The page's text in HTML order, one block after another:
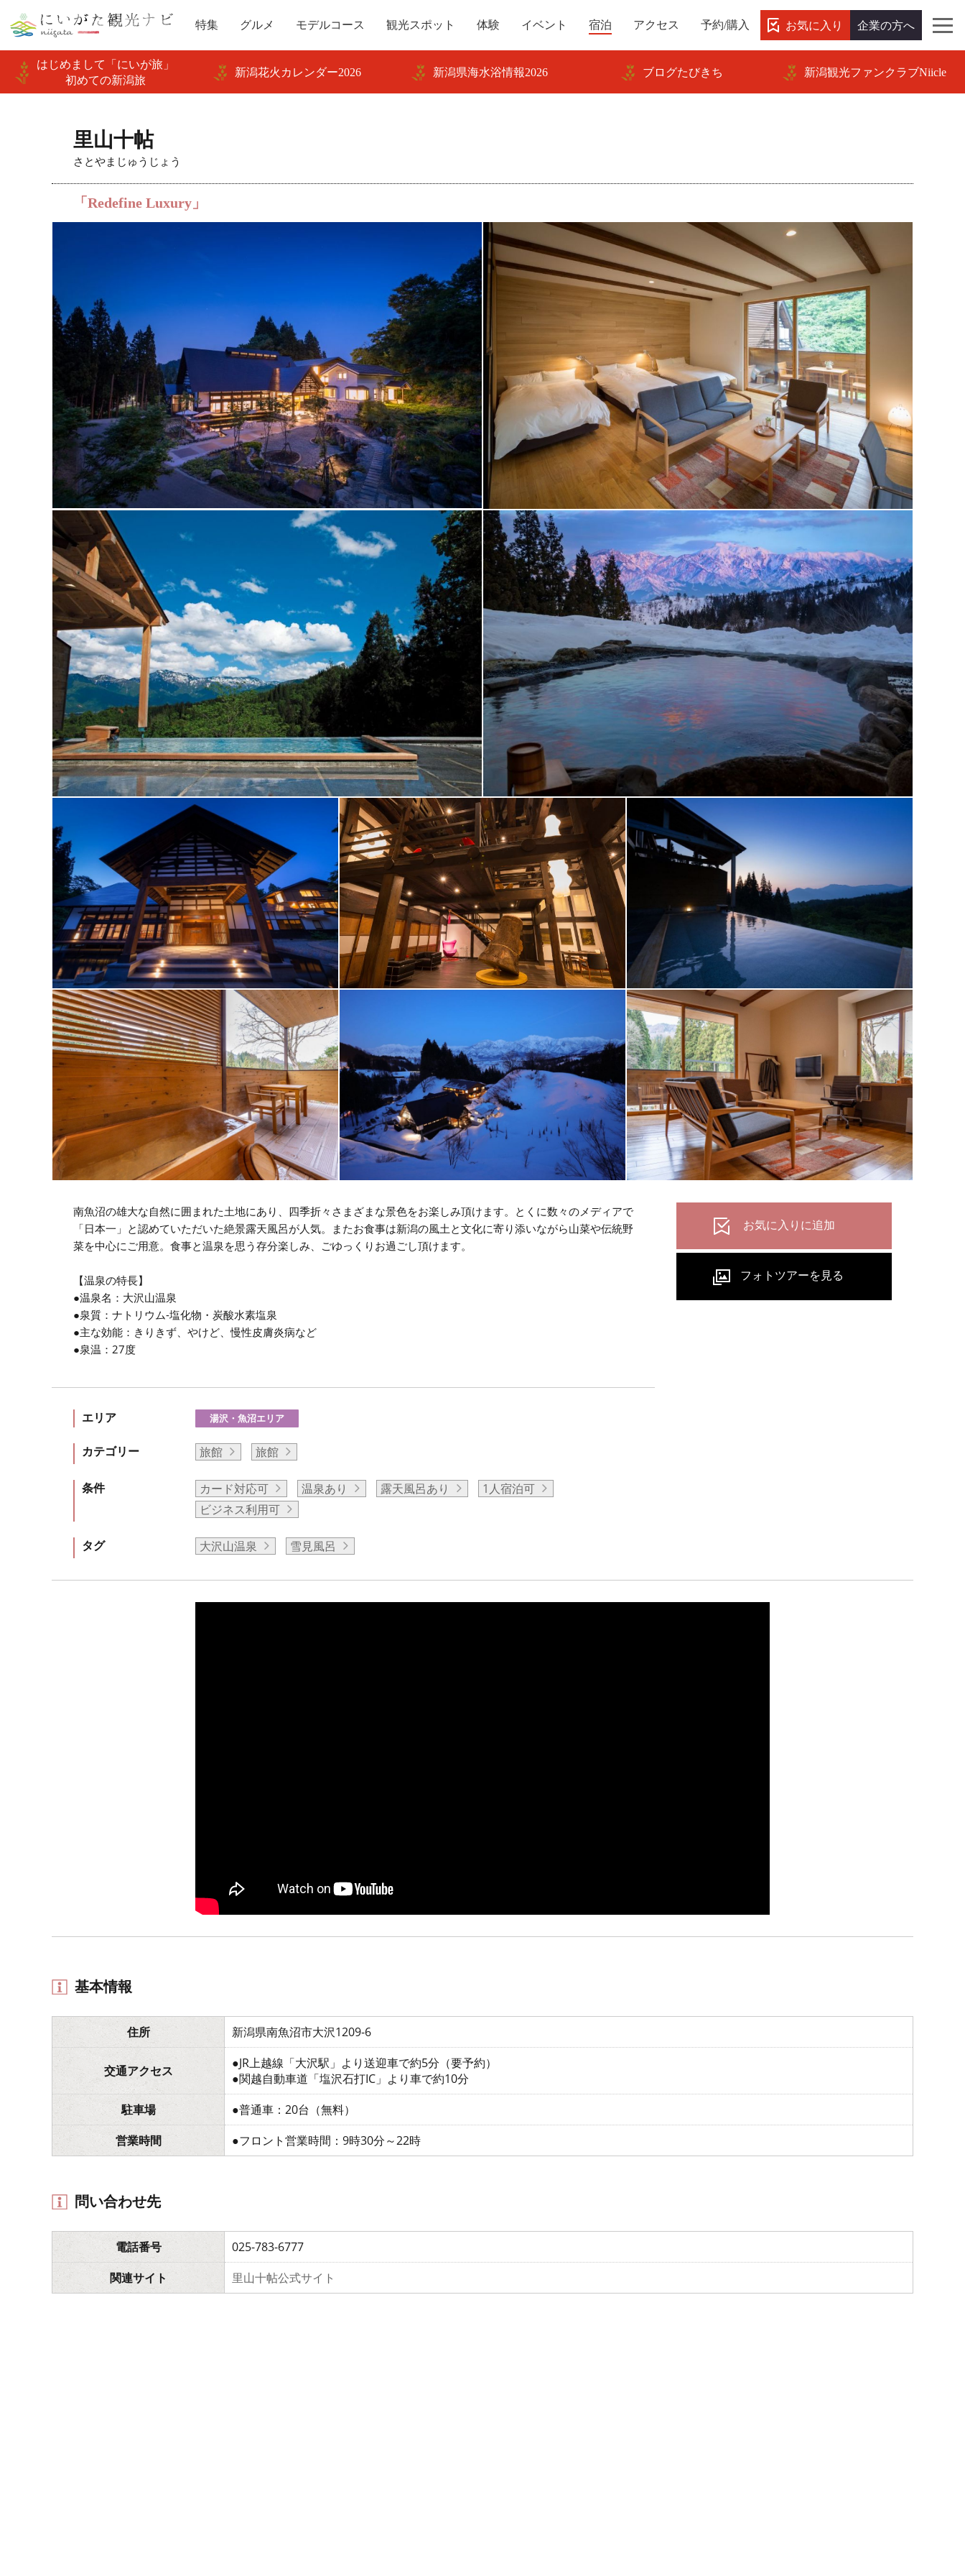
特集 グルメ モデルコース 観光スポット 体験 イベント 宿泊 アクセス 予約/購入 お気に入り 企業の方へ
はじめまして「にいが旅」
初めての新潟旅
新潟花火カレンダー2026 新潟県海水浴情報2026 ブログたびきち 新潟観光ファンクラブNiicle
里山十帖
さとやまじゅうじょう
「Redefine Luxury」
南魚沼の雄大な自然に囲まれた土地にあり、四季折々さまざまな景色をお楽しみ頂けます。とくに数々のメディアで
「日本一」と認めていただいた絶景露天風呂が人気。またお食事は新潟の風土と文化に寄り添いながら山菜や伝統野
菜を中心にご用意。食事と温泉を思う存分楽しみ、ごゆっくりお過ごし頂けます。
【温泉の特長】
●温泉名：大沢山温泉
●泉質：ナトリウム-塩化物・炭酸水素塩泉
●主な効能：きりきず、やけど、慢性皮膚炎病など
●泉温：27度
エリア 湯沢・魚沼エリア
カテゴリー 旅館 旅館
条件 カード対応可 温泉あり 露天風呂あり
1人宿泊可
ビジネス利用可
タグ 大沢山温泉 雪見風呂
基本情報
住所 新潟県南魚沼市大沢1209-6
交通アクセス
●JR上越線「大沢駅」より送迎車で約5分（要予約）
●関越自動車道「塩沢石打IC」より車で約10分
駐車場
●普通車：20台（無料）
営業時間
●フロント営業時間：9時30分～22時
問い合わせ先
電話番号
025-783-6777
関連サイト
里山十帖公式サイト